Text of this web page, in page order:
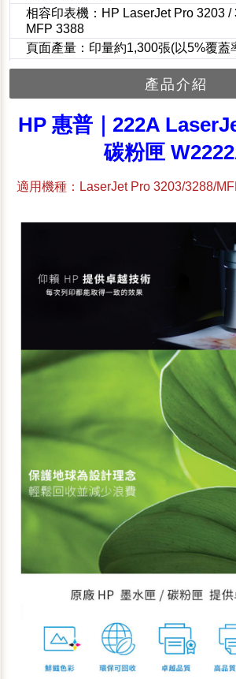
相容印表機：HP LaserJet Pro 3203 /
MFP 3388
頁面產量：印量約1,300張(以5%覆蓋
產品介紹
HP 惠普｜222A
碳粉匣
適用機種：LaserJet Pro 3203/3288/